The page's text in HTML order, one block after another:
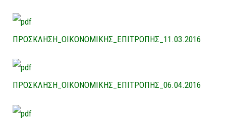
ΠΡΟΣΚΛΗΣΗ_ΟΙΚΟΝΟΜΙΚΗΣ_ΕΠΙΤΡΟΠΗΣ_11.03.2016
ΠΡΟΣΚΛΗΣΗ_ΟΙΚΟΝΟΜΙΚΗΣ_ΕΠΙΤΡΟΠΗΣ_06.04.2016